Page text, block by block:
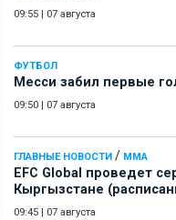
09:55 | 07 августа
ФУТБОЛ
Месси забил первые
09:50 | 07 августа
ГЛАВНЫЕ НОВОСТИ / ММА
EFC Global проведет
Кыргызстане
09:45 | 07 августа